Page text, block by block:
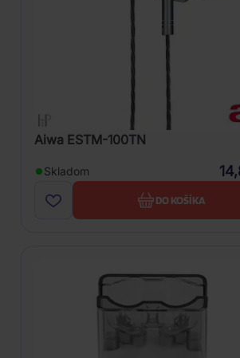
Aiwa ESTM-100TN
Skladom
DO KOŠÍKA